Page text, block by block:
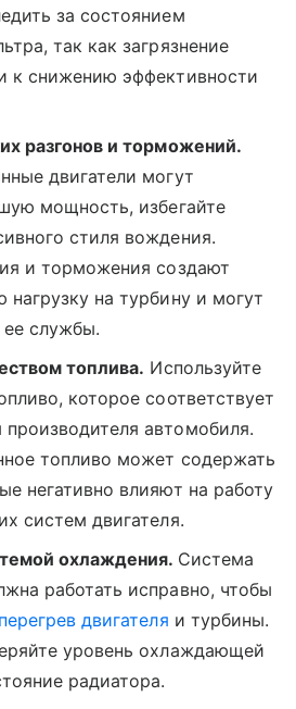
за состоянием
так как загрязнение
к снижению эффективности
разгонов и торможений.
двигатели могут
мощность, избегайте
стиля вождения.
и торможения создают
нагрузку на турбину и могут
ее службы.
топлива. Используйте
которое соответствует
автомобиля.
топливо может содержать
негативно влияют на работу
систем двигателя.
охлаждения. Система
работать исправно, чтобы
перегрев двигателя и турбины.
уровень охлаждающей
радиатора.